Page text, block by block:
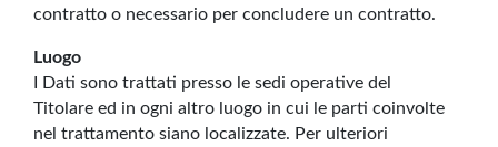
contratto o necessario per concludere un contratto.
Luogo
I Dati sono trattati presso le sedi operative del
Titolare ed in ogni altro luogo in cui le parti coinvolte
nel trattamento siano localizzate. Per ulteriori